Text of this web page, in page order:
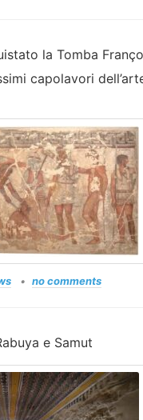
la Tomba
capolavori
no comments
e Samut